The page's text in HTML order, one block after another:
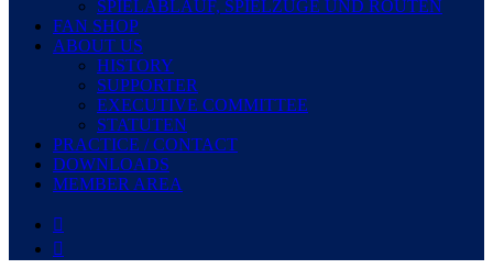
SPIELABLAUF, SPIELZÜGE UND ROUTEN
FAN SHOP
ABOUT US
HISTORY
SUPPORTER
EXECUTIVE COMMITTEE
STATUTEN
PRACTICE / CONTACT
DOWNLOADS
MEMBER AREA

